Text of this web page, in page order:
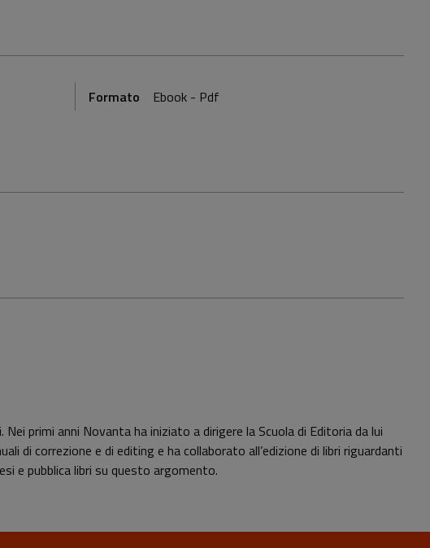
Formato
Ebook - Pdf
primi anni Novanta ha iniziato a dirigere la Scuola di Editoria da lui
di correzione e di editing e ha collaborato all’edizione di libri riguardanti
e pubblica libri su questo argomento.